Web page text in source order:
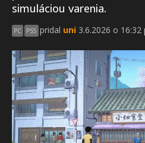
simuláciou varenia.
PC PS5 pridal uni 3.6.2026 o 16:32